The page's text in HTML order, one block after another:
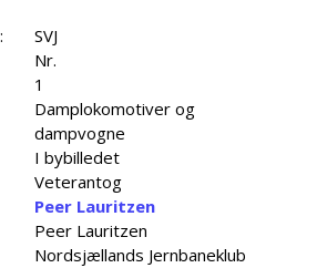
SVJ
Nr.
1
Damplokomotiver og
dampvogne
I bybilledet
Veterantog
Peer Lauritzen
Peer Lauritzen
Nordsjællands Jernbaneklub